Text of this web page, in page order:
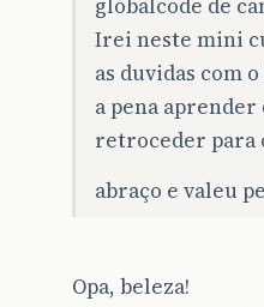
Irei neste mini
as duvidas com
a pena aprender
retroceder para
abraço e valeu
Opa, beleza!